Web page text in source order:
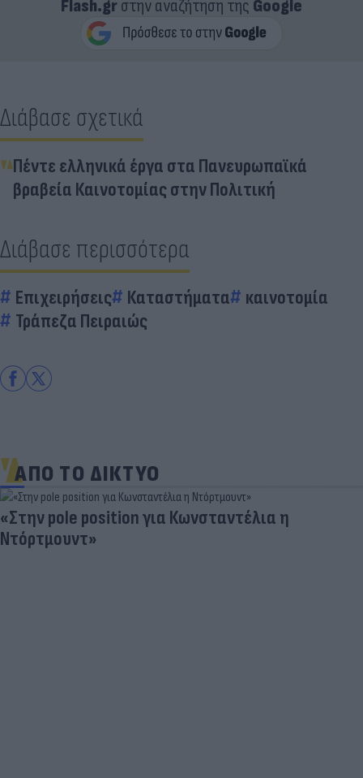
Flash.grστην αναζήτηση της Google
Διάβασε σχετικά
Πέντε ελληνικά έργα στα Πανευρωπαϊκά
βραβεία Καινοτομίας στην Πολιτική
Διάβασε περισσότερα
Επιχειρήσεις Καταστήματα
καινοτομία
Τράπεζα Πειραιώς
ΑΠΟ ΤΟ ΔΙΚΤΥΟ
«Στην pole position για Κωνσταντέλια η
Ντόρτμουντ»